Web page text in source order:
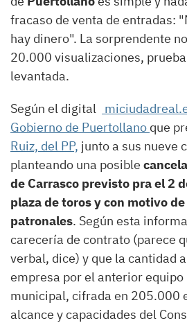
fracaso de venta de entradas:
hay dinero". La sorprendente
20.000 visualizaciones,
levantada.
Según el digital
Gobierno de Puertollano que
Ruiz, del PP, junto a sus nueve
planteando una posible
de Carrasco previsto pra el 2
plaza de toros y con motivo
patronales. Según esta
carecería de contrato (parece
verbal, dice) y que la cantidad
empresa por el anterior equipo
municipal, cifrada en 205.000
alcance y capacidades del